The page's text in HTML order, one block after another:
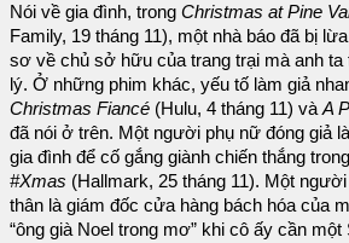
Nói về gia đình, trong Christmas at Pine
Family, 19 tháng 11), một nhà báo đã bị
sơ về chủ sở hữu của trang trại mà anh ta
lý. Ở những phim khác, yếu tố làm giả
Christmas Fiancé (Hulu, 4 tháng 11) vàA
đã nói ở trên. Một người phụ nữ đóng giả
gia đình để cố gắng giành chiến thắng
#Xmas (Hallmark, 25 tháng 11). Một
thân là giám đốc cửa hàng bách hóa của
“ông già Noel trong mơ” khi cô ấy cần